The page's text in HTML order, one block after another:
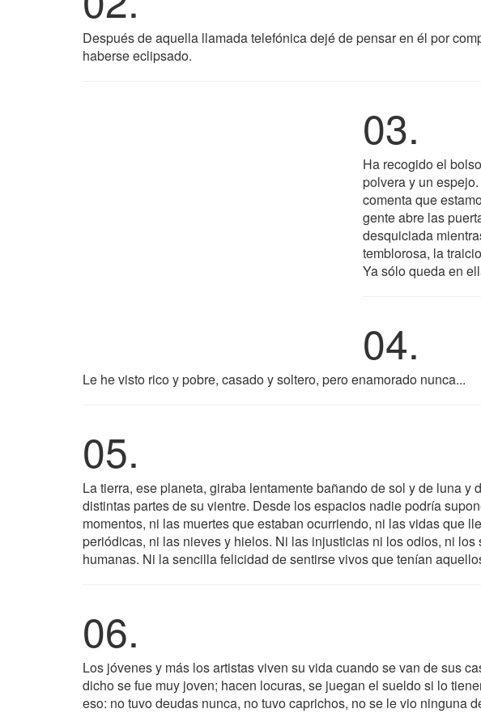
Después de aquella llamada telefónica dejé de pensar en él por
haberse eclipsado.
03.
Ha recogido el
polvera y un
comenta que
gente abre las
desquiciada
temblorosa, la
Ya sólo queda en
04.
Le he visto rico y pobre, casado y soltero, pero enamorado nunca...
05.
La tierra, ese planeta, giraba lentamente bañando de sol y de luna y
distintas partes de su vientre. Desde los espacios nadie podría
momentos, ni las muertes que estaban ocurriendo, ni las vidas que
periódicas, ni las nieves y hielos. Ni las injusticias ni los odios, ni
humanas. Ni la sencilla felicidad de sentirse vivos que tenían
06.
Los jóvenes y más los artistas viven su vida cuando se van de sus
dicho se fue muy joven; hacen locuras, se juegan el sueldo si lo
eso: no tuvo deudas nunca, no tuvo caprichos, no se le vio ninguna